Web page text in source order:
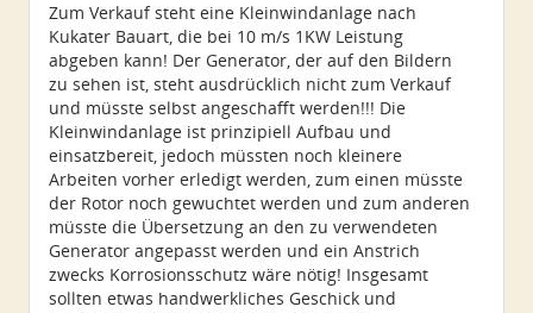
Zum Verkauf steht eine Kleinwindanlage nach
Kukater Bauart, die bei 10 m/s 1KW Leistung
abgeben kann! Der Generator, der auf den Bildern
zu sehen ist, steht ausdrücklich nicht zum Verkauf
und müsste selbst angeschafft werden!!! Die
Kleinwindanlage ist prinzipiell Aufbau und
einsatzbereit, jedoch müssten noch kleinere
Arbeiten vorher erledigt werden, zum einen müsste
der Rotor noch gewuchtet werden und zum anderen
müsste die Übersetzung an den zu verwendeten
Generator angepasst werden und ein Anstrich
zwecks Korrosionsschutz wäre nötig! Insgesamt
sollten etwas handwerkliches Geschick und